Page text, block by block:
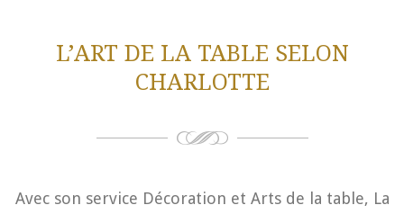
L’ART DE LA TABLE SELON
CHARLOTTE
Avec son service Décoration et Arts de la table, La